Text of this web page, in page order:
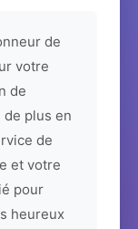
de
votre
de
plus en
de
et votre
pour
heureux